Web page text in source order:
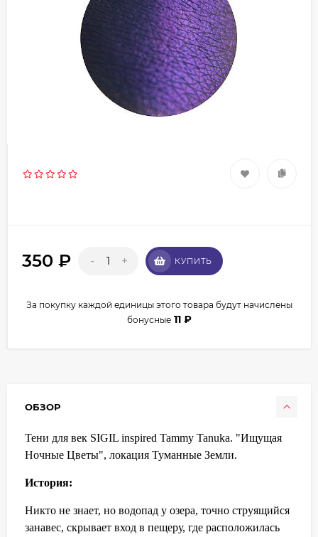
350 ₽ - + КУПИТЬ
За покупку каждой единицы этого товара будут начислены
бонусные 11 ₽
ОБЗОР
Тени для век SIGIL inspired Tammy Tanuka. "Ищущая
Ночные Цветы", локация Туманные Земли.
История:
Никто не знает, но водопад у озера, точно струящийся
занавес, скрывает вход в пещеру, где расположилась